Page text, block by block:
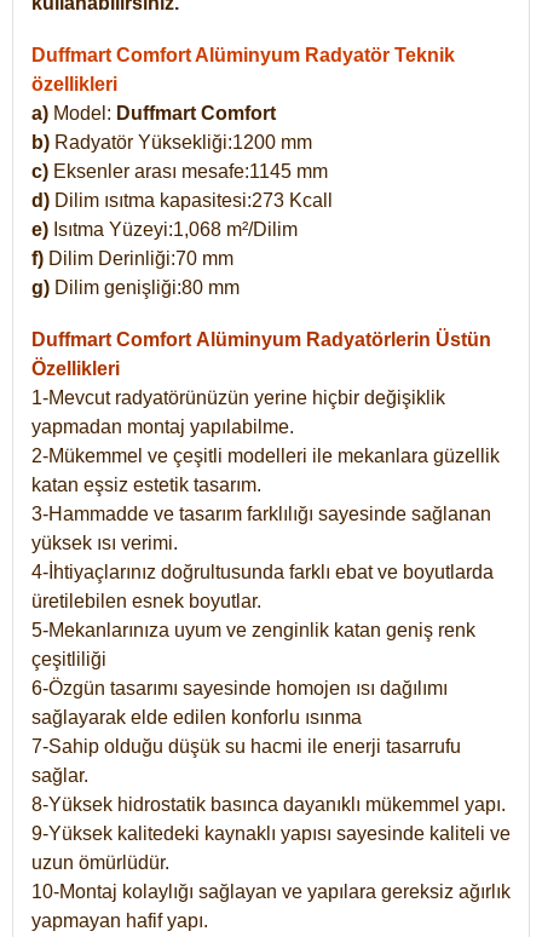
Duffmart Comfort Alüminyum Radyatör Teknik
özellikleri
a) Model: Duffmart Comfort
b) Radyatör Yüksekliği:1200 mm
c) Eksenler arası mesafe:1145 mm
d) Dilim ısıtma kapasitesi:273 Kcall
e) Isıtma Yüzeyi:1,068 m²/Dilim
f) Dilim Derinliği:70 mm
g) Dilim genişliği:80 mm
Duffmart Comfort Alüminyum Radyatörlerin Üstün
Özellikleri
1-Mevcut radyatörünüzün yerine hiçbir değişiklik
yapmadan montaj yapılabilme.
2-Mükemmel ve çeşitli modelleri ile mekanlara güzellik
katan eşsiz estetik tasarım.
3-Hammadde ve tasarım farklılığı sayesinde sağlanan
yüksek ısı verimi.
4-İhtiyaçlarınız doğrultusunda farklı ebat ve boyutlarda
üretilebilen esnek boyutlar.
5-Mekanlarınıza uyum ve zenginlik katan geniş renk
çeşitliliği
6-Özgün tasarımı sayesinde homojen ısı dağılımı
sağlayarak elde edilen konforlu ısınma
7-Sahip olduğu düşük su hacmi ile enerji tasarrufu
sağlar.
8-Yüksek hidrostatik basınca dayanıklı mükemmel yapı.
9-Yüksek kalitedeki kaynaklı yapısı sayesinde kaliteli ve
uzun ömürlüdür.
10-Montaj kolaylığı sağlayan ve yapılara gereksiz ağırlık
yapmayan hafif yapı.